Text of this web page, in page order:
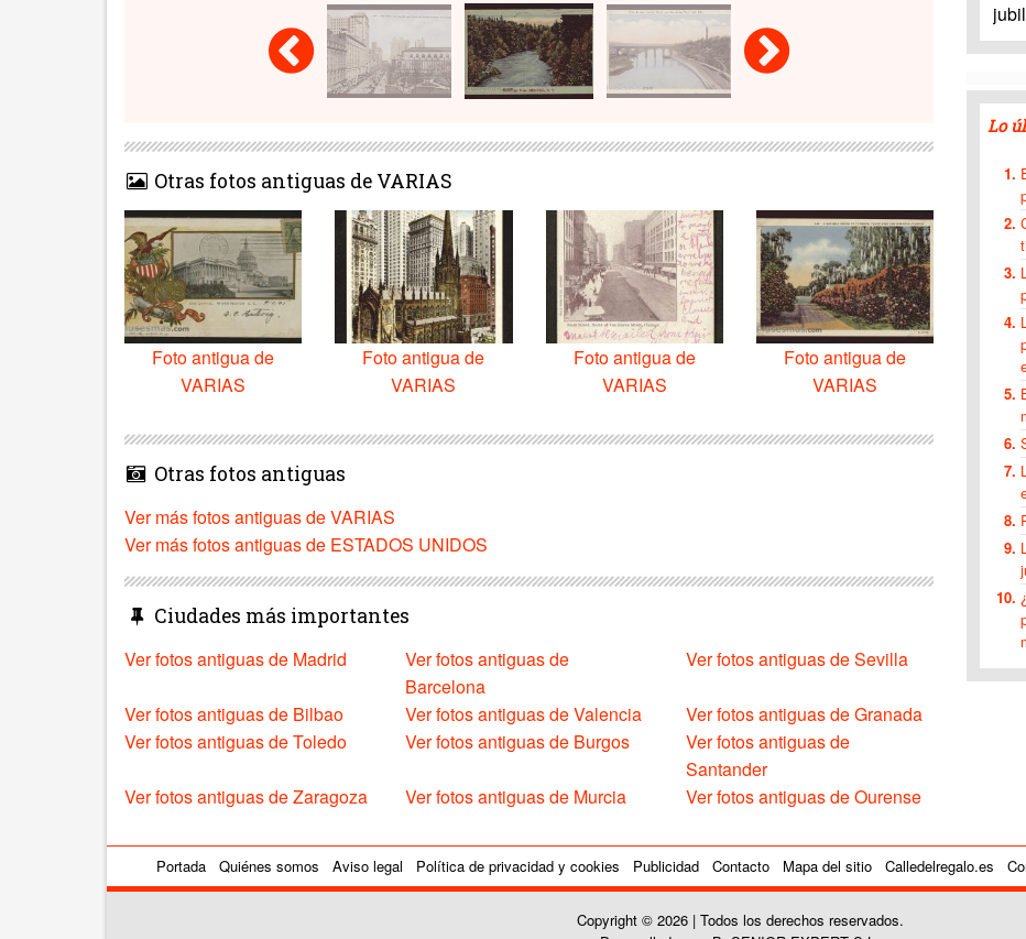
Otras fotos antiguas de VARIAS
Foto antigua de
VARIAS
Foto antigua de
VARIAS
Foto antigua de
VARIAS
Foto antigua de
VARIAS
Otras fotos antiguas
Ver más fotos antiguas de VARIAS
Ver más fotos antiguas de ESTADOS UNIDOS
Ciudades más importantes
Ver fotos antiguas de Madrid
Ver fotos antiguas de
Barcelona
Ver fotos antiguas de Sevilla
Ver fotos antiguas de Bilbao Ver fotos antiguas de Valencia
Ver fotos antiguas de Granada
Ver fotos antiguas de Toledo
Ver fotos antiguas de Burgos
Ver fotos antiguas de
Santander
Ver fotos antiguas de Zaragoza
Ver fotos antiguas de Murcia Ver fotos antiguas de Ourense
Lo
Portada Quiénes somos Aviso legal Política de privacidad y cookies Publicidad Contacto Mapa del sitio Calledelregalo.es
Copyright © 2026 | Todos los derechos reservados.